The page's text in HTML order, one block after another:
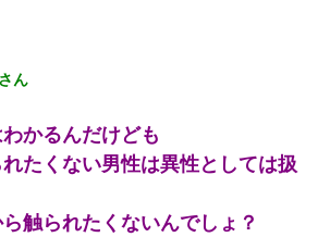
きて…
ている。当時生まれた姪が義弟の子じゃな
離婚になり…
食系14才、乳丸出し、毛はうっすら生えか
画像が送られてきた
ん
かるんだけども
たくない男性は異性としては扱
触られたくないんでしょ？